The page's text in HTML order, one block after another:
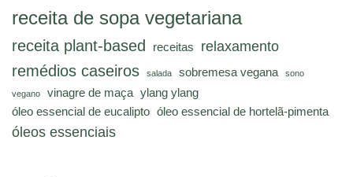
receita de sopa vegetariana
receita plant-based receitas relaxamento
remédios caseiros salada sobremesa vegana sono
vegano vinagre de maça ylang ylang
óleo essencial de eucalipto óleo essencial de hortelã-pimenta
óleos essenciais